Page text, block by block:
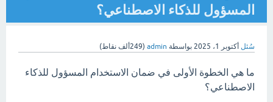
المسؤول للذكاء الاصطناعي؟
سُئل أكتوبر 1، 2025 بواسطة admin
(249ألف نقاط)
ما هي الخطوة الأولى في ضمان الاستخدام المسؤول للذكاء
الاصطناعي؟